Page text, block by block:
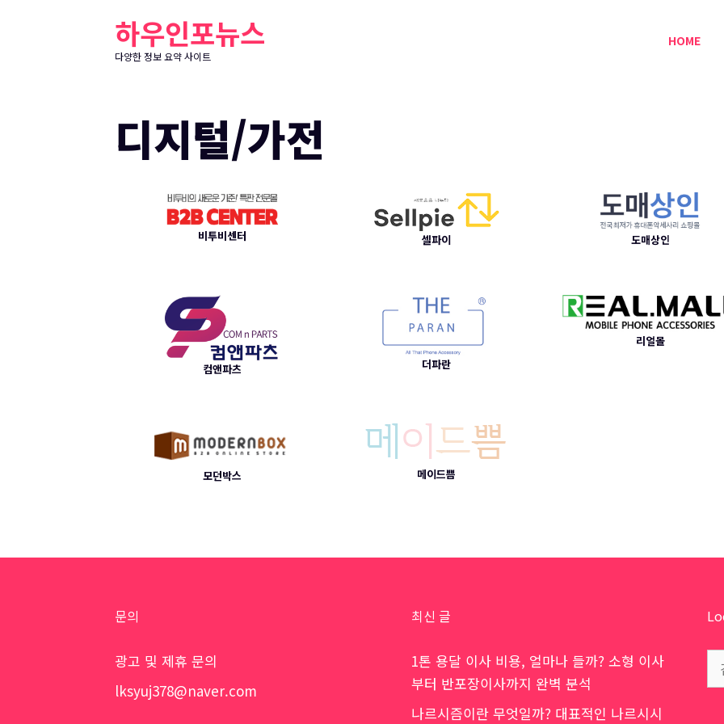
하우인포뉴스
다양한 정보 요약 사이트
HOME
디지털/가전
비투비센터 셀파이 도매상인
컴앤파츠 더파란
리얼몰
모던박스 메이드쁨
문의
광고 및 제휴 문의
lksyuj378@naver.com
최신 글
1톤 용달 이사 비용, 얼마나 들까? 소형 이사
부터 반포장이사까지 완벽 분석
나르시즘이란 무엇일까? 대표적인 나르시시
색: